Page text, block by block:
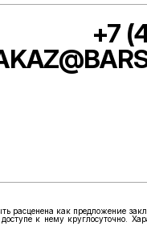
+7
расценена как предложение
к нему круглосуточно.